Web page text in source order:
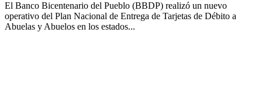
El Banco Bicentenario del Pueblo (BBDP) realizó un nuevo
operativo del Plan Nacional de Entrega de Tarjetas de Débito a
Abuelas y Abuelos en los estados...